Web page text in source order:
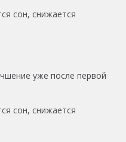
сон, снижается
уже после первой
сон, снижается